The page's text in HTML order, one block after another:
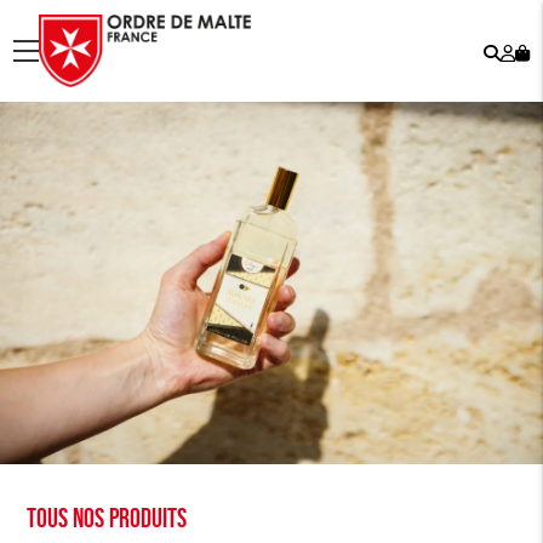
menu
Tous nos produits